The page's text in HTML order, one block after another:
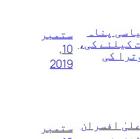
پناہ
کیلئے کی،
کی
ستمبر
10,
2019
افسران
ستمبر